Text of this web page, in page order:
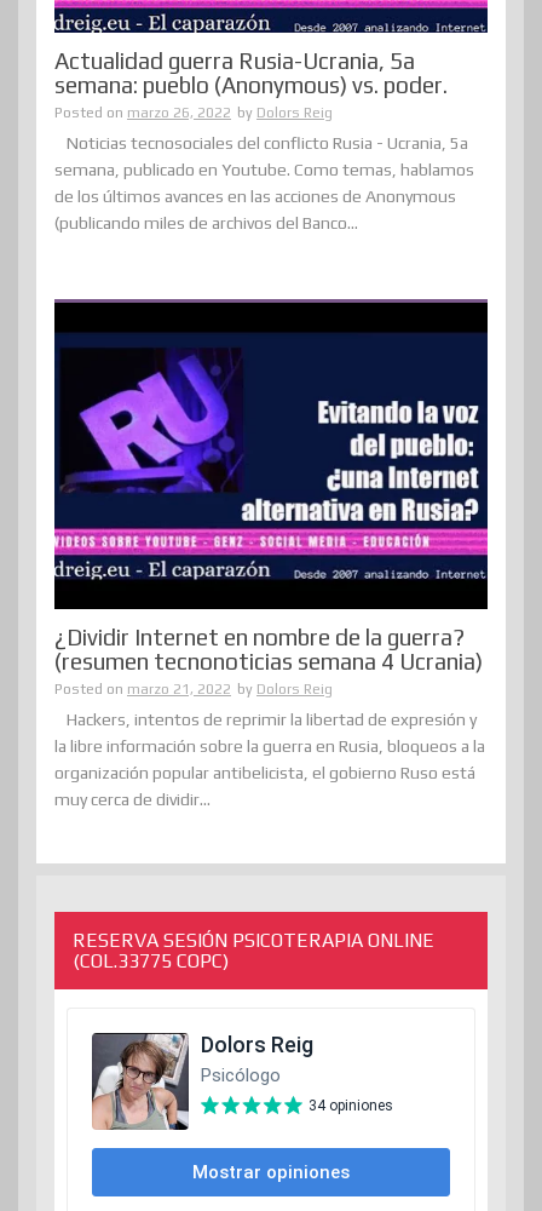
Actualidad guerra Rusia-Ucrania, 5a
semana: pueblo (Anonymous) vs. poder.
Posted on marzo 26, 2022 by Dolors Reig
Noticias tecnosociales del conflicto Rusia - Ucrania, 5a
semana, publicado en Youtube. Como temas, hablamos
de los últimos avances en las acciones de Anonymous
(publicando miles de archivos del Banco...
¿Dividir Internet en nombre de la guerra?
(resumen tecnonoticias semana 4 Ucrania)
Posted on marzo 21, 2022 by Dolors Reig
Hackers, intentos de reprimir la libertad de expresión y
la libre información sobre la guerra en Rusia, bloqueos a la
organización popular antibelicista, el gobierno Ruso está
muy cerca de dividir...
RESERVA SESIÓN PSICOTERAPIA ONLINE
(COL.33775 COPC)